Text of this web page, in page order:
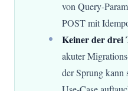
von Query-
POST mit
Keiner der drei
akuter
der Sprung kann